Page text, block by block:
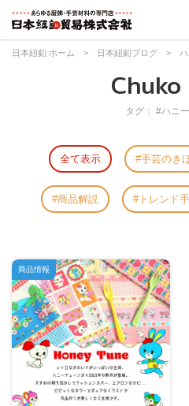
日本紐釦 ホーム > 日本紐釦ブログ >
タグ： #ハニ
全て表示 手芸のき
商品解説 トレンド
商品情報